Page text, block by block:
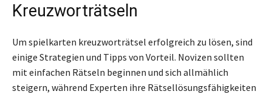
Kreuzworträtseln
Um spielkarten kreuzworträtsel erfolgreich zu lösen, sind
einige Strategien und Tipps von Vorteil. Novizen sollten
mit einfachen Rätseln beginnen und sich allmählich
steigern, während Experten ihre Rätsellösungsfähigkeiten